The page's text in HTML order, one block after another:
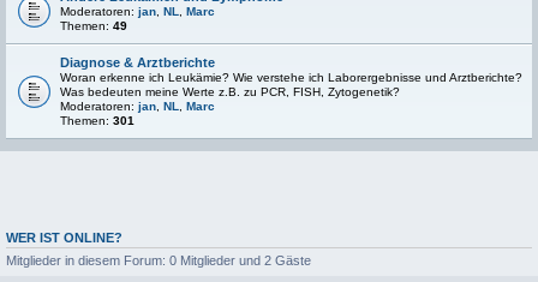
Moderatoren: jan NL
Marc
Themen: 49
Diagnose & Arztberichte
Woran erkenne ich Leukämie? Wie verstehe ich Laborergebnisse und Arztberichte?
Was bedeuten meine Werte z.B. zu PCR, FISH, Zytogenetik?
Moderatoren: jan NL
Marc
Themen: 301
WER IST ONLINE?
Mitglieder in diesem Forum: 0 Mitglieder und 2 Gäste